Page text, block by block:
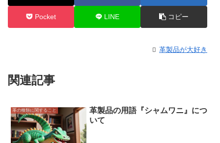
Pocket LINE コピー
革製品が大好き
関連記事
革の種類に関すること
革製品の用語『シャムワニ』につ
いて